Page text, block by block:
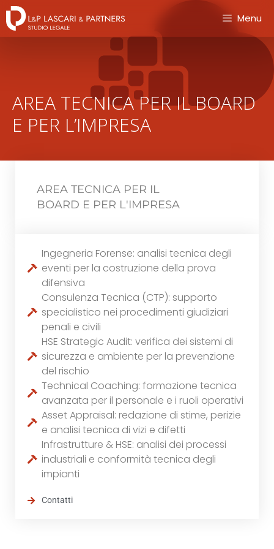
Menu
AREA TECNICA PER IL BOARD
E PER L’IMPRESA
AREA TECNICA PER IL
BOARD E PER L'IMPRESA
Ingegneria Forense: analisi tecnica degli
eventi per la costruzione della prova
difensiva
Consulenza Tecnica (CTP): supporto
specialistico nei procedimenti giudiziari
penali e civili
HSE Strategic Audit: verifica dei sistemi di
sicurezza e ambiente per la prevenzione
del rischio
Technical Coaching: formazione tecnica
avanzata per il personale e i ruoli operativi
Asset Appraisal: redazione di stime, perizie
e analisi tecnica di vizi e difetti
Infrastrutture & HSE: analisi dei processi
industriali e conformità tecnica degli
impianti
Contatti